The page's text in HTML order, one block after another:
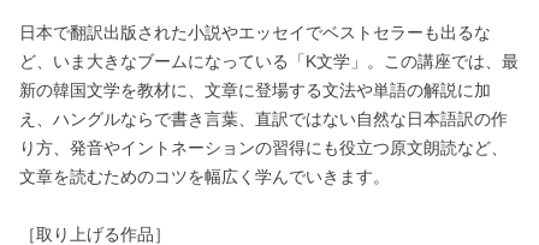
日本で翻訳出版された小説やエッセイでベストセラーも出るな
ど、いま大きなブームになっている「K文学」。この講座では、最
新の韓国文学を教材に、文章に登場する文法や単語の解説に加
え、ハングルならで書き言葉、直訳ではない自然な日本語訳の作
り方、発音やイントネーションの習得にも役立つ原文朗読など、
文章を読むためのコツを幅広く学んでいきます。
［取り上げる作品］